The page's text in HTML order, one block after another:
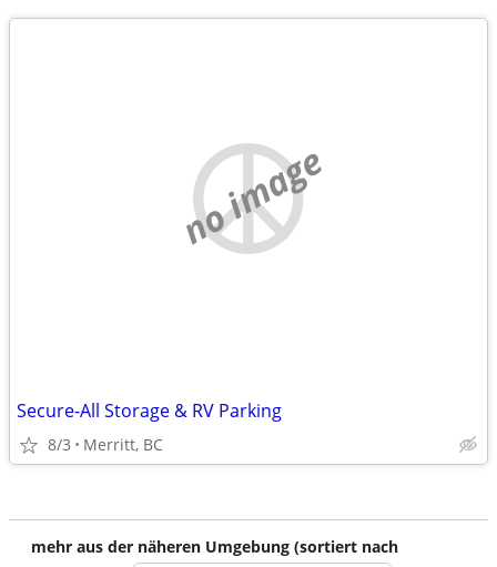
no image
Secure-All Storage & RV Parking
8/3 Merritt, BC
mehr aus der näheren Umgebung (sortiert nach